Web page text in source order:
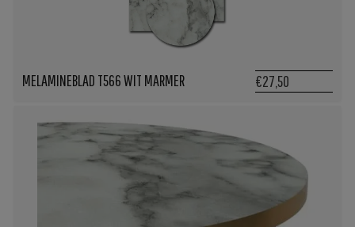
MELAMINEBLAD T566 WIT MARMER €27,50